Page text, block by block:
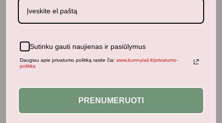
BunnyTail– vaikiškų prekių krautuvėlė, kurioje rasite
Parduotuvė
Sutinku gauti naujienas ir pasiūlymus
Daugiau apie privatumo politiką rasite čia: www.bunnytail.lt/privatumo-
politika
PRENUMERUOTI